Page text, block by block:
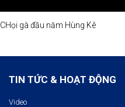
CHọi gà đầu năm Hùng Kê
TIN TỨC & HOẠT ĐỘNG
Video